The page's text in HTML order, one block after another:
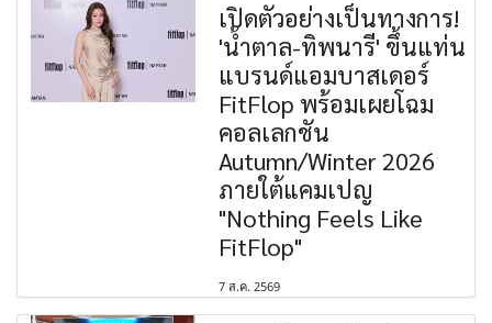
เปิดตัวอย่างเป็นทางการ!
'น้ำตาล-ทิพนารี' ขึ้นแท่น
แบรนด์แอมบาสเดอร์
FitFlop พร้อมเผยโฉม
คอลเลกชัน
Autumn/Winter 2026
ภายใต้แคมเปญ
"Nothing Feels Like
FitFlop"
7 ส.ค. 2569